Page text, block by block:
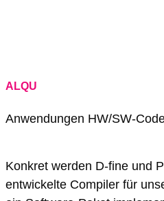
ALQU
Anwendungen HW/SW-
Konkret werden D-fine und
entwickelte Compiler für